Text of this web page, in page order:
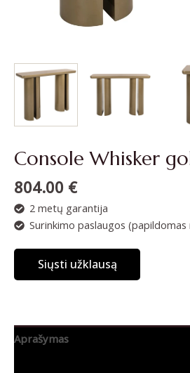
Console Whisker
804.00 €
2 metų garantija
Surinkimo paslaugos (papildomas
Siųsti užklausą
Aprašymas